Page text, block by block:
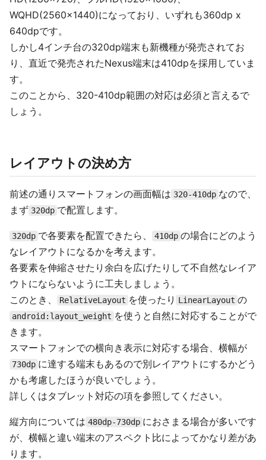
WQHD(2560x1440)になっており、いずれも360dp x
640dpです。
しかし4インチ台の320dp端末も新機種が発売されてお
り、直近で発売されたNexus端末は410dpを採用していま
す。
このことから、320-410dp範囲の対応は必須と言えるで
しょう。
レイアウトの決め方
前述の通りスマートフォンの画面幅は 320-410dp なので、
まず 320dp で配置します。
320dp で各要素を配置できたら、 410dp の場合にどのよう
なレイアウトになるかを考えます。
各要素を伸縮させたり余白を広げたりして不自然なレイア
ウトにならないように工夫しましょう。
このとき、
RelativeLayout を使ったり LinearLayout の
android:layout_weight を使うと自然に対応することがで
きます。
スマートフォンでの横向き表示に対応する場合、横幅が
730dp に達する端末もあるので別レイアウトにするかどう
かも考慮したほうが良いでしょう。
詳しくはタブレット対応の項を参照してください。
縦方向については 480dp-730dp におさまる場合が多いです
が、横幅と違い端末のアスペクト比によってかなり差があ
ります。